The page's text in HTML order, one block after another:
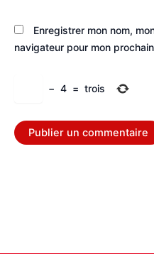
Enregistrer mon nom,
navigateur pour mon
− 4 = trois